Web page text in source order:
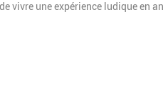
vivre une expérience ludique en